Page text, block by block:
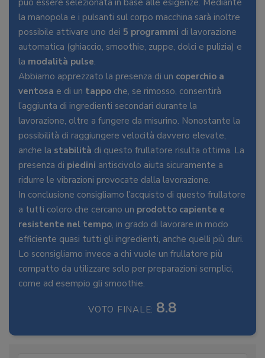
può essere selezionata in base alle esigenze. Mediante
la manopola e i pulsanti sul corpo macchina sarà inoltre
possibile attivare uno dei 5 programmi di lavorazione
automatica (ghiaccio, smoothie, zuppe, dolci e pulizia) e
la modalità pulse.
Abbiamo apprezzato la presenza di un coperchio a
ventosa e di un tappo che, se rimosso, consentirà
l’aggiunta di ingredienti secondari durante la
lavorazione, oltre a fungere da misurino. Nonostante la
possibilità di raggiungere velocità davvero elevate,
anche la stabilità di questo frullatore risulta ottima. La
presenza di piedini antiscivolo aiuta sicuramente a
ridurre le vibrazioni provocate dalla lavorazione.
In conclusione consigliamo l’acquisto di questo frullatore
a tutti coloro che cercano un prodotto capiente e
resistente nel tempo, in grado di lavorare in modo
efficiente quasi tutti gli ingredienti, anche quelli più duri.
Lo sconsigliamo invece a chi vuole un frullatore più
compatto da utilizzare solo per preparazioni semplici,
come ad esempio gli smoothie.
VOTO FINALE: 8.8